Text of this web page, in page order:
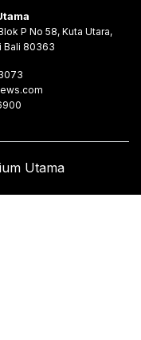
P No 58, Kuta Utara,
Bali 80363
Utama